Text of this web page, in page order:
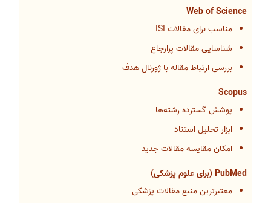
Web of Science
مناسب برای مقالات ISI
شناسایی مقالات پرارجاع
بررسی ارتباط مقاله با ژورنال هدف
Scopus
پوشش گسترده رشته‌ها
ابزار تحلیل استناد
امکان مقایسه مقالات جدید
PubMed (برای علوم پزشکی)
معتبرترین منبع مقالات پزشکی